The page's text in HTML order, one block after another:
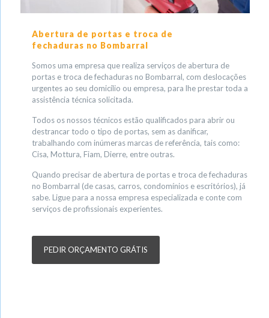
Abertura de portas e troca de
fechaduras no Bombarral
Somos uma empresa que realiza serviços de abertura de
portas e troca de fechaduras no Bombarral, com deslocações
urgentes ao seu domicílio ou empresa, para lhe prestar toda a
assistência técnica solicitada.
Todos os nossos técnicos estão qualificados para abrir ou
destrancar todo o tipo de portas, sem as danificar,
trabalhando com inúmeras marcas de referência, tais como:
Cisa, Mottura, Fiam, Dierre, entre outras.
Quando precisar de abertura de portas e troca de fechaduras
no Bombarral (de casas, carros, condomínios e escritórios), já
sabe. Ligue para a nossa empresa especializada e conte com
serviços de profissionais experientes.
PEDIR ORÇAMENTO GRÁTIS